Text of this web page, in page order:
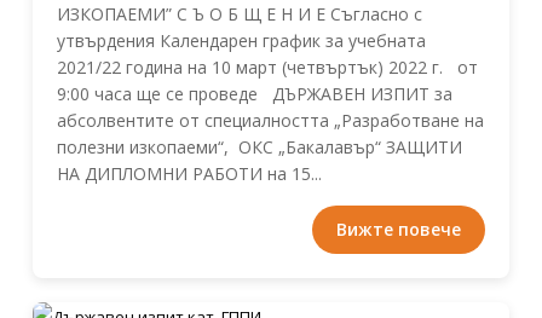
ИЗКОПАЕМИ” С Ъ О Б Щ Е Н И Е Съгласно с
утвърдения Календарен график за учебната
2021/22 година на 10 март (четвъртък) 2022 г. от
9:00 часа ще се проведе ДЪРЖАВЕН ИЗПИТ за
абсолвентите от специалността „Разработване на
полезни изкопаеми“, ОКС „Бакалавър“ ЗАЩИТИ
НА ДИПЛОМНИ РАБОТИ на 15...
Вижте повече